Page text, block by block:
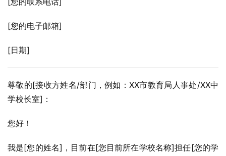
[您的电子邮箱]
[日期]
尊敬的[接收方姓名/部门，例如：XX市教育局人事处/XX中
学校长室]：
您好！
我是[您的姓名]，目前在[您目前所在学校名称]担任[您的学